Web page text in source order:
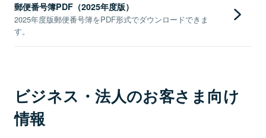
郵便番号簿PDF（2025年度版）
2025年度版郵便番号簿をPDF形式でダウンロードできま
す。
ビジネス・法人のお客さま向け
情報